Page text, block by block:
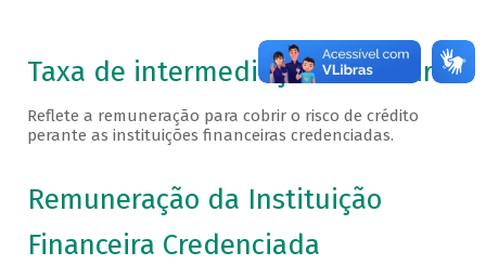
Taxa de intermediação financeira
Reflete a remuneração para cobrir o risco de crédito
perante as instituições financeiras credenciadas.
Remuneração da Instituição
Financeira Credenciada